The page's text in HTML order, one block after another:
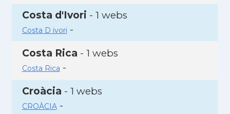
Costa d'Ivori - 1 webs
Costa D ivori -
Costa Rica - 1 webs
Costa Rica -
Croàcia - 1 webs
CROÀCIA-